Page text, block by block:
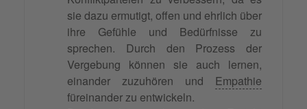
sie dazu ermutigt, offen und ehrlich über
ihre Gefühle und Bedürfnisse zu
sprechen. Durch den Prozess der
Vergebung können sie auch lernen,
einander zuzuhören und Empathie
füreinander zu entwickeln.